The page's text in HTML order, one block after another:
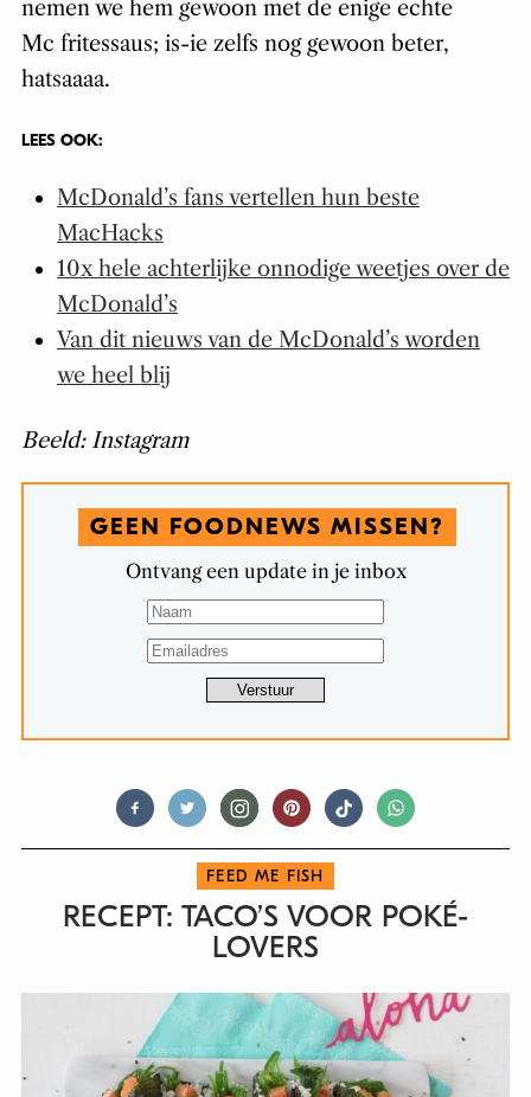
nemen we hem gewoon met de enige echte
Mc fritessaus; is-ie zelfs nog gewoon beter,
hatsaaaa.
LEES OOK:
McDonald’s fans vertellen hun beste
MacHacks
10x hele achterlijke onnodige weetjes over de
McDonald’s
Van dit nieuws van de McDonald’s worden
we heel blij
Beeld: Instagram
GEEN FOODNEWS MISSEN?
Ontvang een update in je inbox
FEED ME FISH
RECEPT: TACO’S VOOR POKÉ-
LOVERS